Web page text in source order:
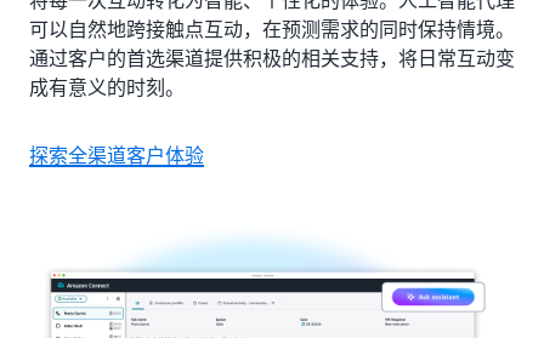
可以自然地跨接触点互动，在预测需求的同时保持情境。
通过客户的首选渠道提供积极的相关支持，将日常互动变
成有意义的时刻。
探索全渠道客户体验